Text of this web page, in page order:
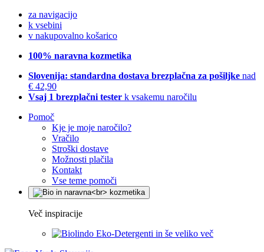
za navigacijo
k vsebini
v nakupovalno košarico
100% naravna kozmetika
Slovenija: standardna dostava brezplačna za pošiljke nad
€ 42,90
Vsaj 1 brezplačni tester k vsakemu naročilu
Pomoč
Kje je moje naročilo?
Vračilo
Stroški dostave
Možnosti plačila
Kontakt
Vse teme pomoči
Več inspiracije
Eko-Detergenti in še veliko več